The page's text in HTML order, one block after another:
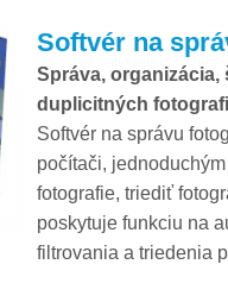
Softvér na
Správa,
duplicitných
Softvér na správu
počítači,
fotografie, triediť
poskytuje funkciu na
filtrovania a triedenia